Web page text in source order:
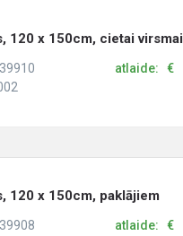
120 x 150cm, cietai virsmai
atlaide: €
120 x 150cm, paklājiem
atlaide: €